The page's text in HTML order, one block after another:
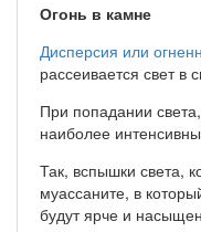
Огонь в камне
Дисперсия или
рассеивается свет в
При попадании
наиболее
Так, вспышки света,
муассаните, в
будут ярче и